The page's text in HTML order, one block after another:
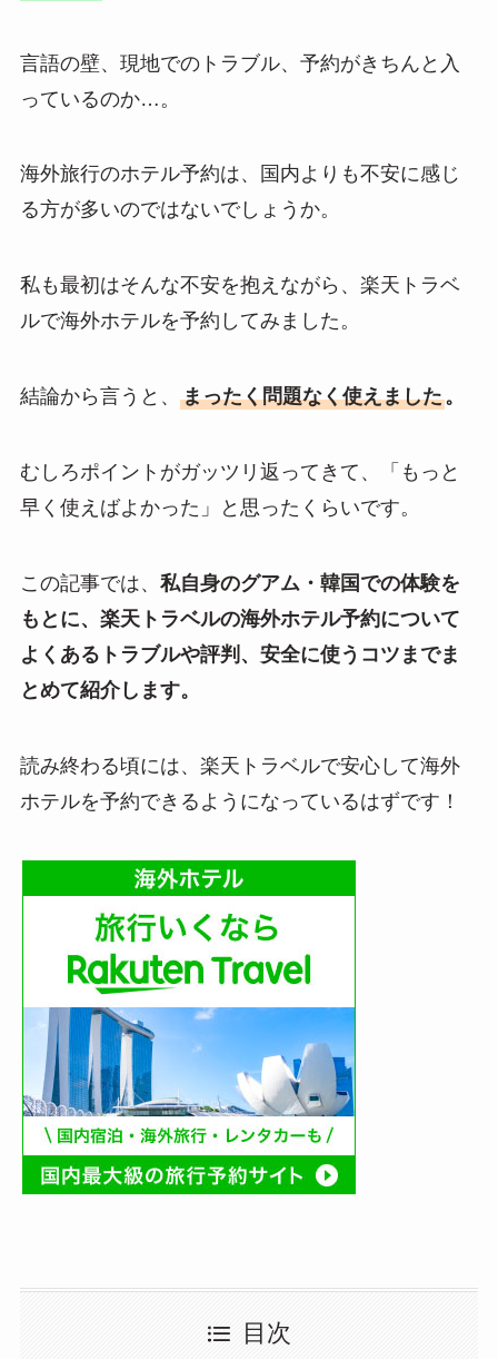
言語の壁、現地でのトラブル、予約がきちんと入
っているのか…。
海外旅行のホテル予約は、国内よりも不安に感じ
る方が多いのではないでしょうか。
私も最初はそんな不安を抱えながら、楽天トラベ
ルで海外ホテルを予約してみました。
結論から言うと、 まったく問題なく使えました。
むしろポイントがガッツリ返ってきて、「もっと
早く使えばよかった」と思ったくらいです。
この記事では、 私自身のグアム・韓国での体験を
もとに、楽天トラベルの海外ホテル予約について
よくあるトラブルや評判、安全に使うコツまでま
とめて紹介します。
読み終わる頃には、楽天トラベルで安心して海外
ホテルを予約できるようになっているはずです！
目次